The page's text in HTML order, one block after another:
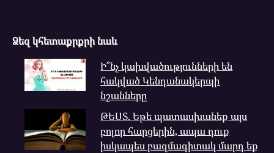
Ձեզ կհետաքրքրի նաև
Ի՞նչ կախվածությունների են
հակված Կենդանակերպի
նշանները
ԹԵՍՏ. Եթե պատասխանեք այս
բոլոր հարցերին, ապա դուք
իսկապես բազմագիտակ մարդ եք